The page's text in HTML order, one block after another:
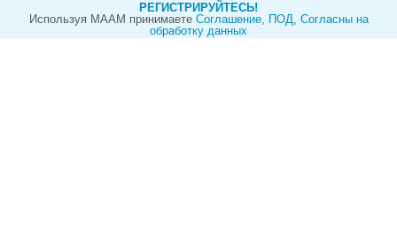
РЕГИСТРИРУЙТЕСЬ!
Используя МААМ принимаете Cоглашение, ПОД, Согласны на
обработку данных